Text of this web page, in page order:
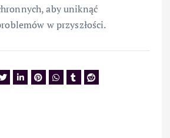
aby uniknąć
w przyszłości.